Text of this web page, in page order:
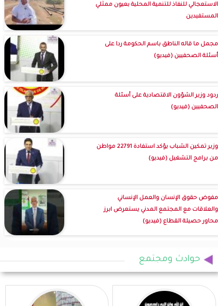
الاستعجالي للنفاذ للتنمية المحلية بعيون ممثلي
المستفيدين
مجمل ما قاله الناطق باسم الحكومة ردا على
أسئلة الصحفيين (فيديو)
ردود وزير الشؤون الاقتصادية على أسئلة
الصحفيين (فيديو)
وزير تمكين الشباب يؤكد استفادة 22791 مواطن
من برامج التشغيل (فيديو)
مفوض حقوق الإنسان والعمل الإنساني
والعلاقات مع المجتمع المدني يستعرض ابرز
محاور حصيلة القطاع (فيديو)
حوادث ومجتمع